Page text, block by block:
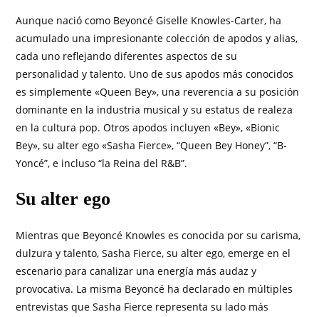
Aunque nació como Beyoncé Giselle Knowles-Carter, ha
acumulado una impresionante colección de apodos y alias,
cada uno reflejando diferentes aspectos de su
personalidad y talento. Uno de sus apodos más conocidos
es simplemente «Queen Bey», una reverencia a su posición
dominante en la industria musical y su estatus de realeza
en la cultura pop. Otros apodos incluyen «Bey», «Bionic
Bey», su alter ego «Sasha Fierce», “Queen Bey Honey”, “B-
Yoncé”, e incluso “la Reina del R&B”.
Su alter ego
Mientras que Beyoncé Knowles es conocida por su carisma,
dulzura y talento, Sasha Fierce, su alter ego, emerge en el
escenario para canalizar una energía más audaz y
provocativa. La misma Beyoncé ha declarado en múltiples
entrevistas que Sasha Fierce representa su lado más